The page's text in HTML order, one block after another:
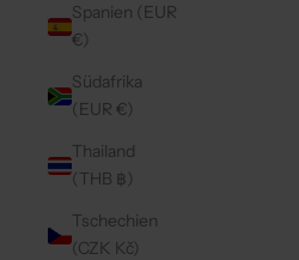
Spanien (EUR
€)
Südafrika
(EUR €)
Thailand
(THB ฿)
Tschechien
(CZK Kč)